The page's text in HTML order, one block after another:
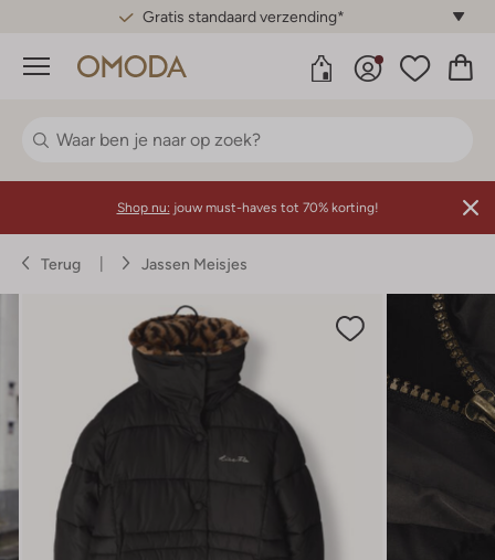
Gratis standaard verzending*
Menu
Shop nu: jouw must-haves tot 70% korting!
Terug Jassen Meisjes